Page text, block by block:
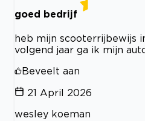
goed bedrijf
heb mijn scooterrijbewijs
volgend jaar ga ik mijn
Beveelt aan
21 April 2026
wesley koeman